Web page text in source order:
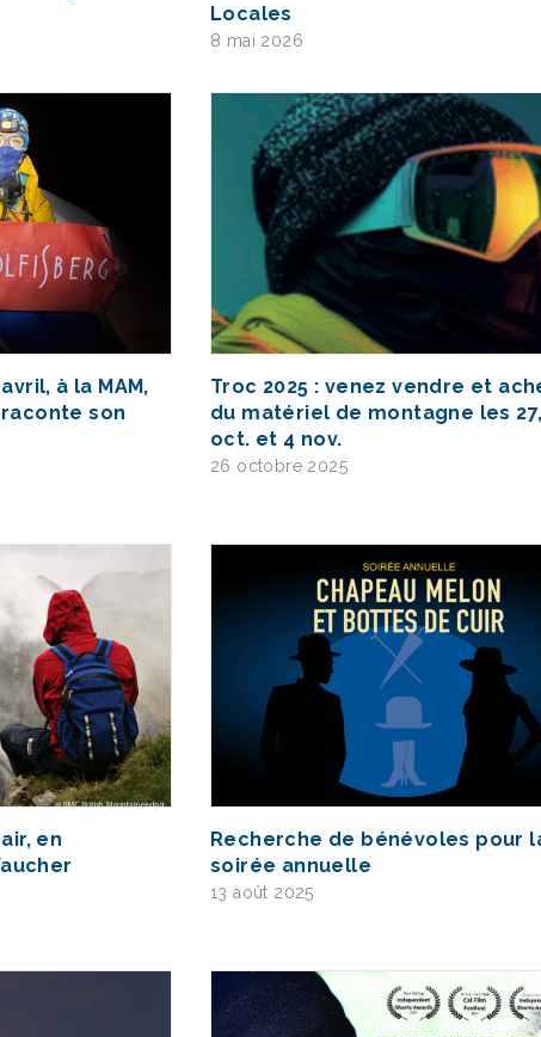
Locales
8 mai 2026
à la MAM,
son
Troc 2025 : venez vendre et
du matériel de montagne les
oct. et 4 nov.
26 octobre 2025
en
Recherche de bénévoles pour
soirée annuelle
13 août 2025